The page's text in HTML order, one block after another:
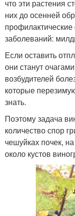
что эти растения
них до осенней
заболеваний:
Если оставить
они станут
возбудителей
которые
знать.
Поэтому задача
количество спор
чешуйках почек,
около кустов